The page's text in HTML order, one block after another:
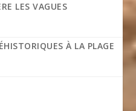
LES VAGUES
À LA PLAGE